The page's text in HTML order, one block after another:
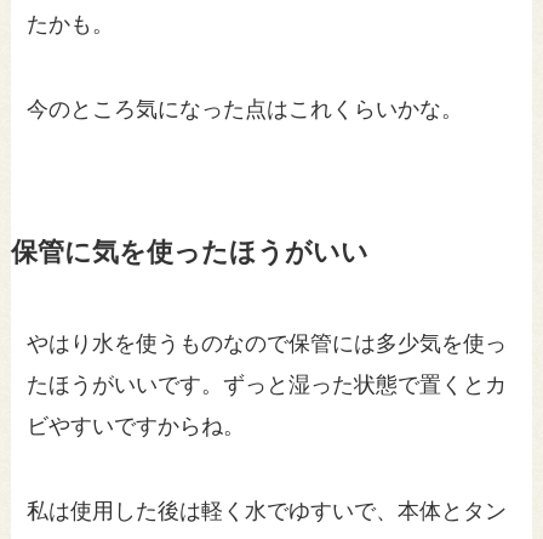
たかも。
今のところ気になった点はこれくらいかな。
保管に気を使ったほうがいい
やはり水を使うものなので保管には多少気を使っ
たほうがいいです。ずっと湿った状態で置くとカ
ビやすいですからね。
私は使用した後は軽く水でゆすいで、本体とタン